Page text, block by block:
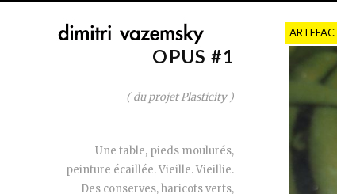
OPUS #1
( du projet Plasticity )
Une table, pieds moulurés,
peinture écaillée. Vieille. Vieillie.
Des conserves, haricots verts,